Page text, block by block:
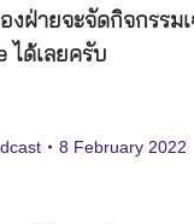
ฝ่ายจะจัดกิจกรร
ได้เลยครับ
8 February 2022